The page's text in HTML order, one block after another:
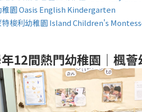
稚園 Oasis English Kindergarten
特梭利幼稚園 Island Children's
12間熱門幼稚園｜